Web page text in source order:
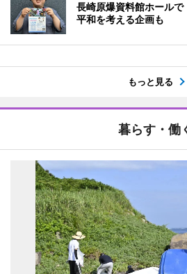
長崎原爆資料館ホール
平和を考える企画も
もっと見る
暮らす・働